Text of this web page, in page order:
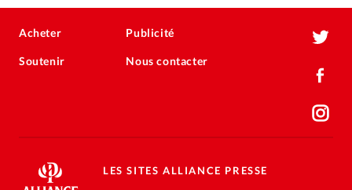
Acheter
Soutenir
Publicité
Nous contacter
LES SITES ALLIANCE PRESSE